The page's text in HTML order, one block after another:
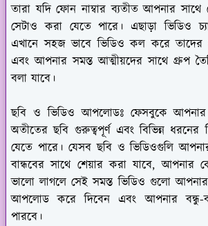
তারা যদি ফোন নাম্বার ব্যতীত আপনার
সেটাও করা যেতে পারে। এছাড়া ভিডিও
এখানে সহজ ভাবে ভিডিও কল করে তাদের
এবং আপনার সমস্ত আত্মীয়দের সাথে গ্রুপ
বলা যাবে।
ছবি ও ভিডিও আপলোডঃফেসবুকে আপনার
অতীতের ছবি গুরুত্বপূর্ণ এবং বিভিন্ন
যেতে পারে। যেসব ছবি ও ভিডিওগুলি
বান্ধবের সাথে শেয়ার করা যাবে, আপনার
ভালো লাগলে সেই সমস্ত ভিডিও গুলো আপনার
আপলোড করে দিবেন এবং আপনার বন্ধু-
পারবে।